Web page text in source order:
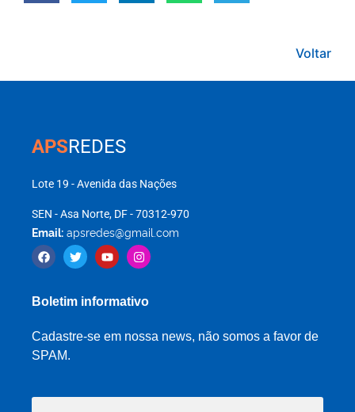
Voltar
APSREDES
Lote 19 - Avenida das Nações
SEN - Asa Norte, DF - 70312-970
Email: apsredes@gmail.com
Boletim informativo
Cadastre-se em nossa news, não somos a favor de
SPAM.